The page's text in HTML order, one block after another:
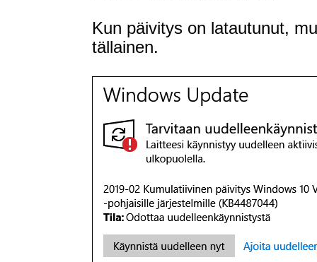
Kun päivitys on latautunut,
tällainen.